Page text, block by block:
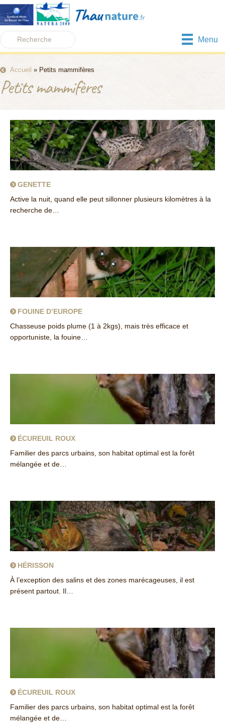
Menu
Accueil » Petits mammifères
Petits mammifères
GENETTE
Active la nuit, quand elle peut sillonner plusieurs kilomètres à la
recherche de…
FOUINE D’EUROPE
Chasseuse poids plume (1 à 2kgs), mais très efficace et
opportuniste, la fouine…
ÉCUREUIL ROUX
Familier des parcs urbains, son habitat optimal est la forêt
mélangée et de…
HÉRISSON
À l’exception des salins et des zones marécageuses, il est
présent partout. Il…
ÉCUREUIL ROUX
Familier des parcs urbains, son habitat optimal est la forêt
mélangée et de…